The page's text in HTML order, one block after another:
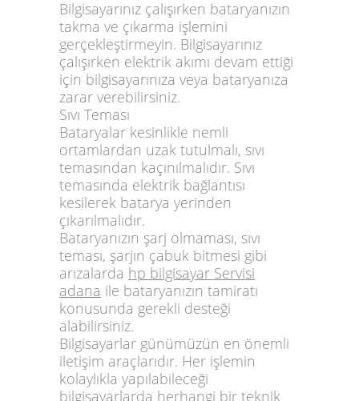
Bilgisayarınız çalışırken bataryanızın
takma ve çıkarma işlemini
gerçekleştirmeyin. Bilgisayarınız
çalışırken elektrik akımı devam ettiği
için bilgisayarınıza veya bataryanıza
zarar verebilirsiniz.
Sıvı Teması
Bataryalar kesinlikle nemli
ortamlardan uzak tutulmalı, sıvı
temasından kaçınılmalıdır. Sıvı
temasında elektrik bağlantısı
kesilerek batarya yerinden
çıkarılmalıdır.
Bataryanızın şarj olmaması, sıvı
teması, şarjın çabuk bitmesi gibi
arızalarda hp bilgisayar Servisi
adana ile bataryanızın tamiratı
konusunda gerekli desteği
alabilirsiniz.
Bilgisayarlar günümüzün en önemli
iletişim araçlarıdır. Her işlemin
kolaylıkla yapılabileceği
bilgisayarlarda herhangi bir teknik